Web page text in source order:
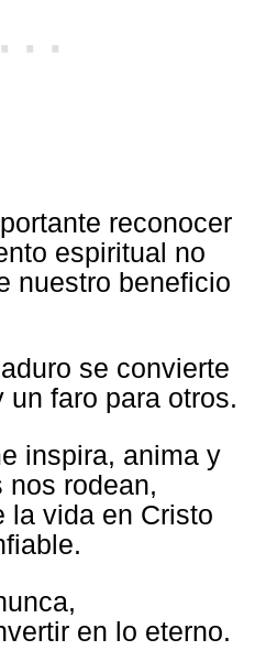
reconocer
espiritual no
nuestro beneficio
se convierte
un faro para otros.
inspira, anima y
nos rodean,
la vida en Cristo
en lo eterno.